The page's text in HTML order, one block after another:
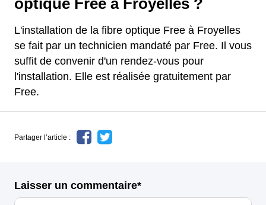
optique Free à Froyelles ?
L'installation de la fibre optique Free à Froyelles
se fait par un technicien mandaté par Free. Il vous
suffit de convenir d'un rendez-vous pour
l'installation. Elle est réalisée gratuitement par
Free.
Partager l’article :
Laisser un commentaire*